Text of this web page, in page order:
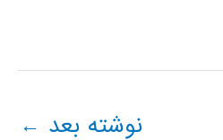
نوشته بعد ←